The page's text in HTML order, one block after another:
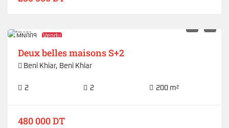
MN009 Vendu
Deux belles maisons S+2
Beni Khiar, Beni Khiar
2 2 200 m²
480 000 DT